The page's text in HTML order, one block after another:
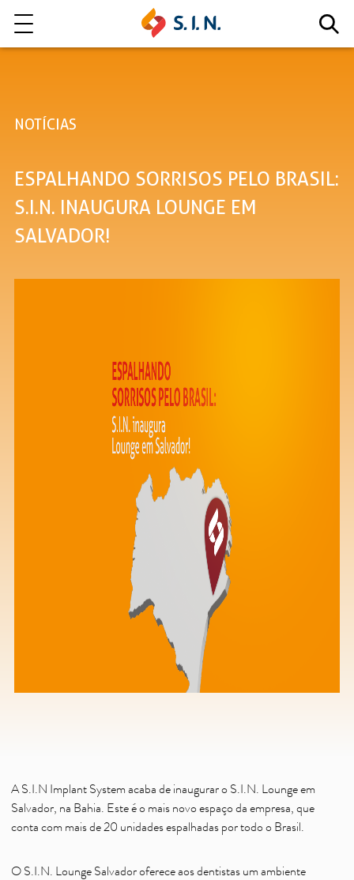
Nossas Soluções
EXPLORE NOSSAS SOLUÇÕES
Saiba mais
Ver todos
NOTÍCIAS
ESPALHANDO SORRISOS PELO BRASIL:
S.I.N. INAUGURA LOUNGE EM
SALVADOR!
A S.I.N Implant System acaba de inaugurar o S.I.N. Lounge em
Salvador, na Bahia. Este é o mais novo espaço da empresa, que
conta com mais de 20 unidades espalhadas por todo o Brasil.
O S.I.N. Lounge Salvador oferece aos dentistas um ambiente